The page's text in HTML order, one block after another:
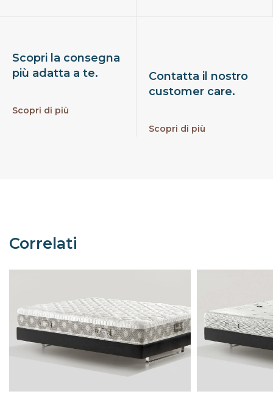
Scopri la consegna
più adatta a te.
Scopri di più
Contatta il nostro
customer care.
Scopri di più
Correlati